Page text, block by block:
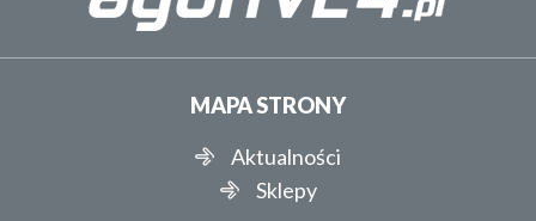
MAPA STRONY
Aktualności
Sklepy